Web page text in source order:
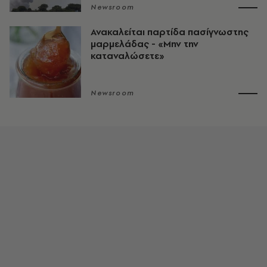
Newsroom
Ανακαλείται παρτίδα πασίγνωστης
μαρμελάδας - «Μην την
καταναλώσετε»
Newsroom